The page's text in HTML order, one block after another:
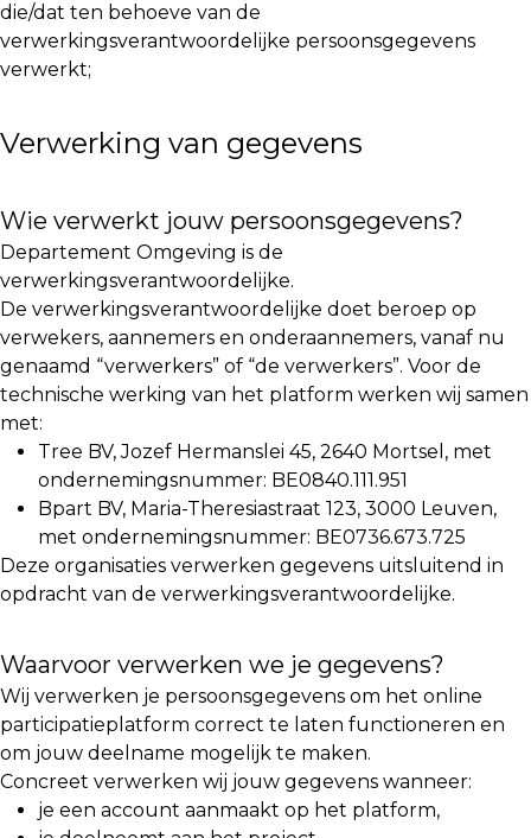
die/dat ten behoeve van de
verwerkingsverantwoordelijke persoonsgegevens
verwerkt;
Verwerking van gegevens
Wie verwerkt jouw persoonsgegevens?
Departement Omgeving is de
verwerkingsverantwoordelijke.
De verwerkingsverantwoordelijke doet beroep op
verwekers, aannemers en onderaannemers, vanaf nu
genaamd “verwerkers” of “de verwerkers”. Voor de
technische werking van het platform werken wij samen
met:
Tree BV, Jozef Hermanslei 45, 2640 Mortsel, met
ondernemingsnummer: BE0840.111.951
Bpart BV, Maria-Theresiastraat 123, 3000 Leuven,
met ondernemingsnummer: BE0736.673.725
Deze organisaties verwerken gegevens uitsluitend in
opdracht van de verwerkingsverantwoordelijke.
Waarvoor verwerken we je gegevens?
Wij verwerken je persoonsgegevens om het online
participatieplatform correct te laten functioneren en
om jouw deelname mogelijk te maken.
Concreet verwerken wij jouw gegevens wanneer:
je een account aanmaakt op het platform,